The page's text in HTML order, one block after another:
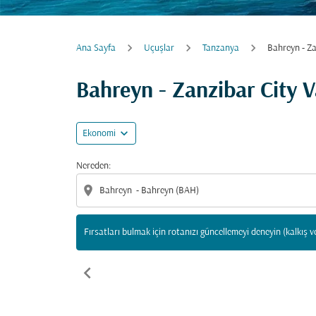
Ana Sayfa Uçuşlar Tanzanya Bahreyn -
Bahreyn - Zanzibar City
Ekonomi expand_more
Nereden:
location_on
Fırsatları bulmak için rotanızı güncellemeyi deneyin
Fırsatları bulmak için rotanızı güncellemeyi
chevron_left